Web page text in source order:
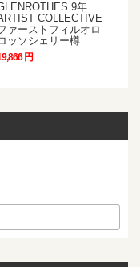
9年
COLLECTIVE
ァーストフィルオロ
ッソシェリー樽
円